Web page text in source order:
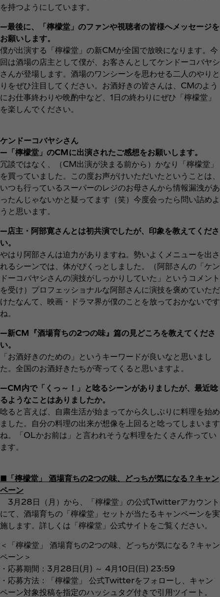
を持つようにしています。
―最後に、「檸檬堂」のファンや視聴者の皆様へメッセージを
お願いします。
僕が出演する「檸檬堂」の新CMが全国で放映になります。今
回は酒場の店主として僕が、お客さんとしてケンドーコバヤシ
さんが登場します。酒場のワンシーンを思わせる二人のやりと
りをぜひ注目してください。お酒好きの皆さんは、CMのよう
にお仕事終わりや晩酌中など、1日の終わりにぜひ「檸檬堂」
を楽しんでください。
ケンドーコバヤシさん
―「檸檬堂」のCMに出演されたご感想をお願いします。
冗談ではなく、（CM出演が決まる前から）かなり「檸檬堂」
を買っていました。この度お声がけいただいたということは、
いつも行っているスーパーのレジのお母さんから情報漏洩があ
ったんじゃないかと疑ってます（笑）今度会ったら問い詰めよ
うと思います。
―店主・阿部寛さんとは初共演でしたが、印象を教えてくださ
い。
やはり阿部さんは迫力がありますね。勢いよくメニューを出さ
れるシーンでは、体がぴくっとしました。（阿部さんの「ケン
ドーコバヤシさんの演技がしっかりしていた」というコメント
を受け）プロフェッショナルな阿部さんに演技を褒めていただ
けたなんて、映画・ドラマ界が僕のことを放っておかないです
ね。
―新CM『酒場育ちの2つの味』篇の見どころを教えてくださ
い。
「お酒好きのための」というキーワードが良いなと思いまし
た。全国のお酒好きたちが寄ってくると思いますよ。
―CM内で「くっ～！」と唸るシーンがありましたが、最近唸
るようなことはありましたか。
唸ると言えば、自粛生活が始まってから久しぶりに料理を始め
ました。自分の料理の出来が想像を上回ると唸ってしまいます
ね。「OLかお前は」と言われそうな料理をたくさん作ってい
ます。
■「檸檬堂」 酒場育ちの2つの味、どっちが気になる？キャン
ペーン
3月28日（月）から、「檸檬堂」の公式Twitterアカウント
にて、酒場育ちの「檸檬堂」セットが当たるキャンペーンを実
施します。詳しくは「檸檬堂」公式サイトをご覧ください。
＜「檸檬堂」 酒場育ちの2つの味、どっちが気になる？キャン
ペーン＞
・応募期間：3月28日(月) ～ 4月10日(日) 23:59
・応募方法：「檸檬堂」 公式Twitterをフォローし、キャン
ペーン対象投稿を指定のハッシュタグ付きで引用ツイート。